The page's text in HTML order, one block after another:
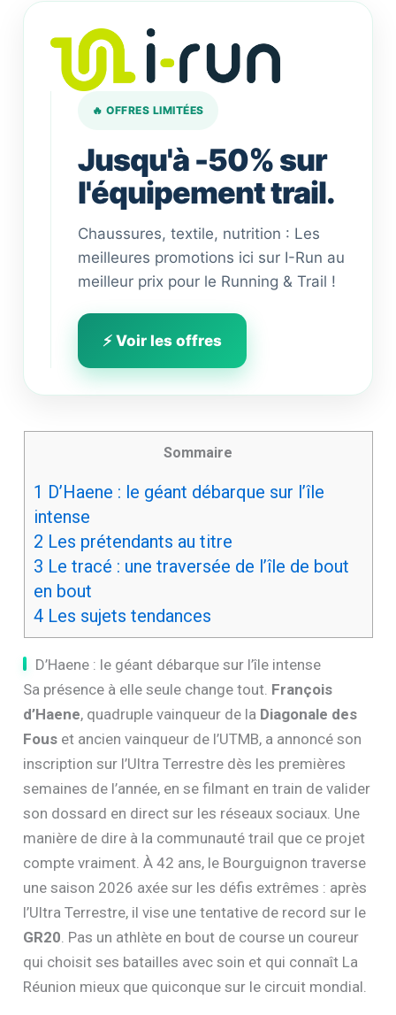
🔥 OFFRES LIMITÉES
Jusqu'à -50% sur
l'équipement trail.
Chaussures, textile, nutrition : Les
meilleures promotions ici sur I-Run au
meilleur prix pour le Running & Trail !
⚡ Voir les offres
Sommaire
1 D’Haene : le géant débarque sur l’île
intense
2 Les prétendants au titre
3 Le tracé : une traversée de l’île de bout
en bout
4Les sujets tendances
D’Haene : le géant débarque sur l’île intense
Sa présence à elle seule change tout. François
d’Haene, quadruple vainqueur de la Diagonale des
Fous et ancien vainqueur de l’UTMB, a annoncé son
inscription sur l’Ultra Terrestre dès les premières
semaines de l’année, en se filmant en train de valider
son dossard en direct sur les réseaux sociaux. Une
manière de dire à la communauté trail que ce projet
compte vraiment. À 42 ans, le Bourguignon traverse
une saison 2026 axée sur les défis extrêmes : après
l’Ultra Terrestre, il vise une tentative de record sur le
GR20. Pas un athlète en bout de course un coureur
qui choisit ses batailles avec soin et qui connaît La
Réunion mieux que quiconque sur le circuit mondial.